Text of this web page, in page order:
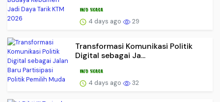
4 days ago 29
Transformasi Komunikasi Politik
Digital sebagai Ja...
4 days ago 32